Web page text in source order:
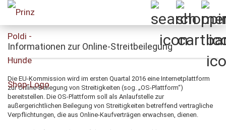
Informationen zur Online-Streitbeilegung
Die EU-Kommission wird im ersten Quartal 2016 eine Internetplattform
zur Online-Beilegung von Streitigkeiten (sog. „OS-Plattform“)
bereitstellen. Die OS-Plattform soll als Anlaufstelle zur
außergerichtlichen Beilegung von Streitigkeiten betreffend vertragliche
Verpflichtungen, die aus Online-Kaufverträgen erwachsen, dienen.